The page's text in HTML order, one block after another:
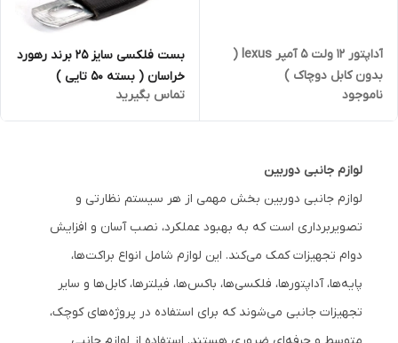
آداپتور 12 ولت 5 آمپر lexus (
بدون کابل دوچاک )
ناموجود
بست فلکسی سایز 25 برند رهورد
خراسان ( بسته 50 تایی )
تماس بگیرید
لوازم جانبی دوربین
لوازم جانبی دوربین بخش مهمی از هر سیستم نظارتی و
تصویربرداری است که به بهبود عملکرد، نصب آسان و افزایش
دوام تجهیزات کمک می‌کند. این لوازم شامل انواع براکت‌ها،
پایه‌ها، آداپتورها، فلکسی‌ها، باکس‌ها، فیلترها، کابل‌ها و سایر
تجهیزات جانبی می‌شوند که برای استفاده در پروژه‌های کوچک،